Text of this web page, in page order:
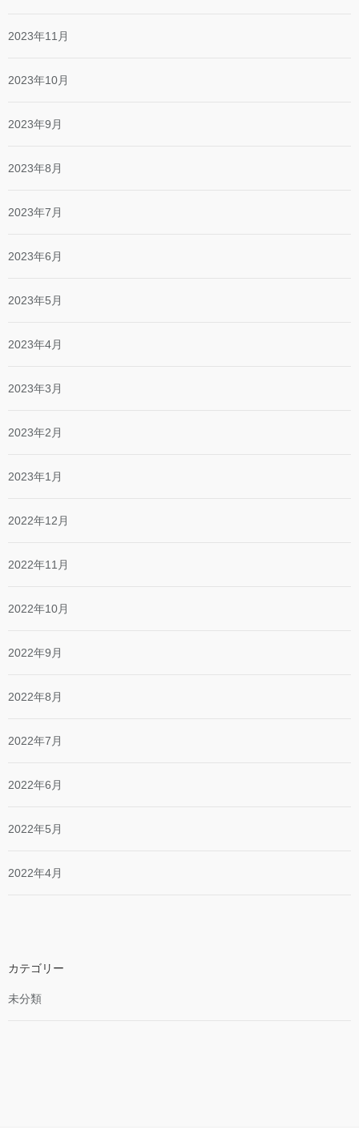
2023年11月
2023年10月
2023年9月
2023年8月
2023年7月
2023年6月
2023年5月
2023年4月
2023年3月
2023年2月
2023年1月
2022年12月
2022年11月
2022年10月
2022年9月
2022年8月
2022年7月
2022年6月
2022年5月
2022年4月
カテゴリー
未分類